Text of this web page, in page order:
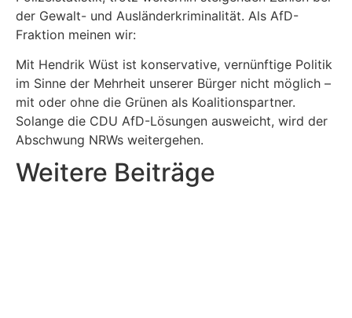
der Gewalt- und Ausländerkriminalität. Als AfD-
Fraktion meinen wir:
Mit Hendrik Wüst ist konservative, vernünftige Politik
im Sinne der Mehrheit unserer Bürger nicht möglich –
mit oder ohne die Grünen als Koalitionspartner.
Solange die CDU AfD-Lösungen ausweicht, wird der
Abschwung NRWs weitergehen.
Weitere Beiträge